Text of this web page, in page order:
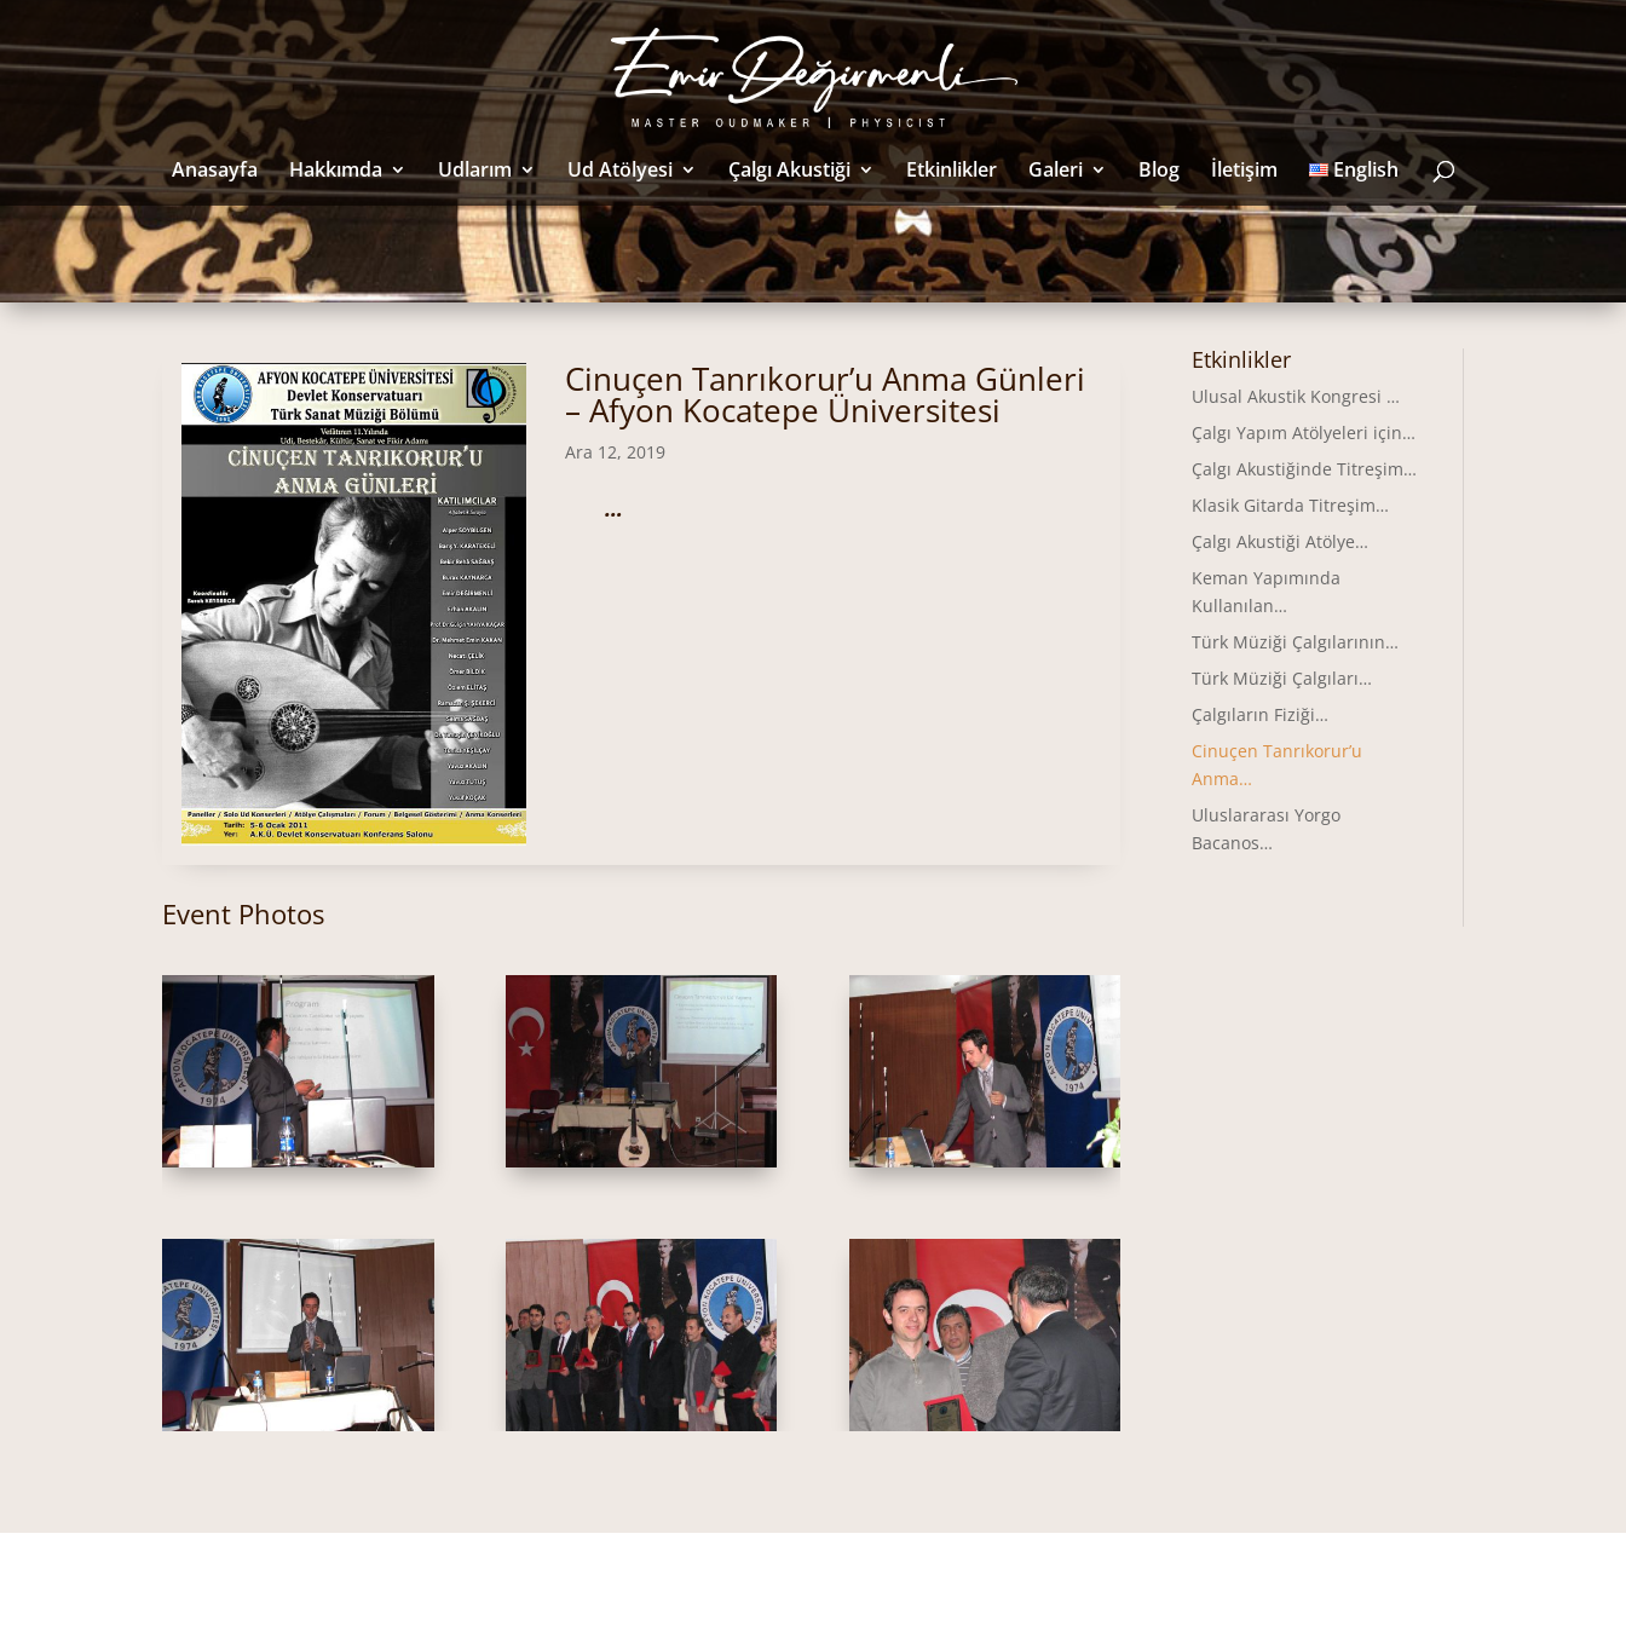
Anasayfa Hakkımda Udlarım Ud Atölyesi Çalgı Akustiği Etkinlikler Galeri Blog İletişim English
Cinuçen Tanrıkorur’u Anma Günleri
– Afyon Kocatepe Üniversitesi
Ara 12, 2019
…
Event Photos
Etkinlikler
Ulusal Akustik Kongresi …
Çalgı Yapım Atölyeleri için…
Çalgı Akustiğinde Titreşim…
Klasik Gitarda Titreşim…
Çalgı Akustiği Atölye…
Keman Yapımında
Kullanılan…
Türk Müziği Çalgılarının…
Türk Müziği Çalgıları…
Çalgıların Fiziği…
Cinuçen Tanrıkorur’u
Anma…
Uluslararası Yorgo
Bacanos…